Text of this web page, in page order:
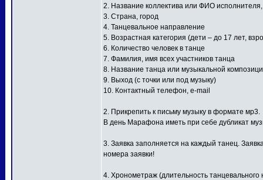
2. Название коллектива или ФИО
3. Страна, город
4. Танцевальное направление
5. Возрастная категория (дети – до 17 лет,
6. Количество человек в танце
7. Фамилия, имя всех участников танца
8. Название танца или музыкальной
9. Выход (с точки или под музыку)
10. Контактный телефон, e-mail
2. Прикрепить к письму музыку в формате мр3.
В день Марафона иметь при себе дубликат
3. Заявка заполняется на каждый танец.
номера заявки!
4. Хронометраж (длительность танцевального